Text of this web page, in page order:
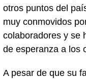
otros puntos del
muy conmovidos
colaboradores y se
de esperanza a los
A pesar de que su